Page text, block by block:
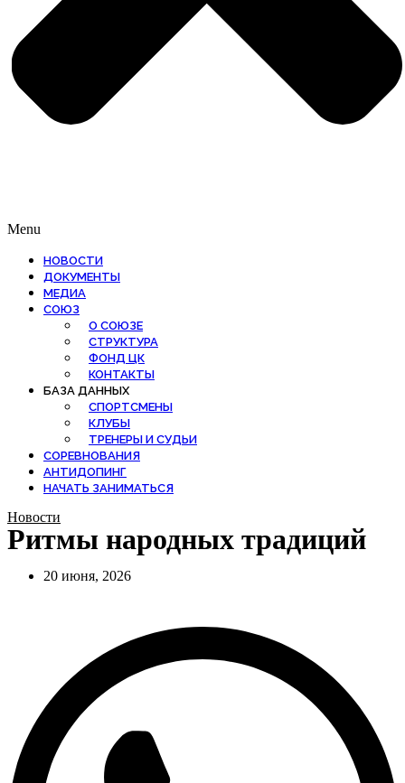
Menu
НОВОСТИ
ДОКУМЕНТЫ
МЕДИА
СОЮЗ
О СОЮЗЕ
СТРУКТУРА
ФОНД ЦК
КОНТАКТЫ
БАЗА ДАННЫХ
СПОРТСМЕНЫ
КЛУБЫ
ТРЕНЕРЫ И СУДЬИ
СОРЕВНОВАНИЯ
АНТИДОПИНГ
НАЧАТЬ ЗАНИМАТЬСЯ
Новости
Ритмы народных традиций
20 июня, 2026